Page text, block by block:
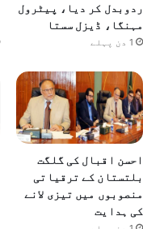
ردوبدل کر دیا، پیٹرول
مہنگا، ڈیزل سستا
1 دن پہلے
احسن اقبال کی گلگت
بلتستان کے ترقیاتی
منصوبوں میں تیزی لانے
کی ہدایت